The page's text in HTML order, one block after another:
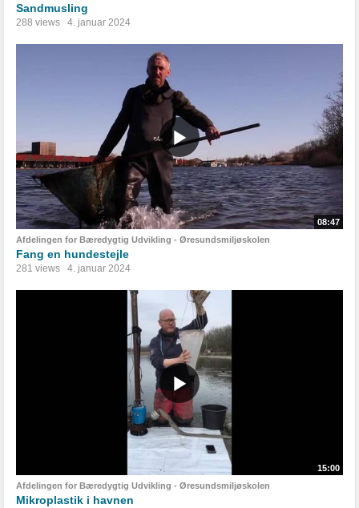
Sandmusling
288 views 4. januar 2024
08:47
Afdelingen for Bæredygtig Udvikling - Øresundsmiljøskolen
Fang en hundestejle
281 views 4. januar 2024
15:00
Afdelingen for Bæredygtig Udvikling - Øresundsmiljøskolen
Mikroplastik i havnen